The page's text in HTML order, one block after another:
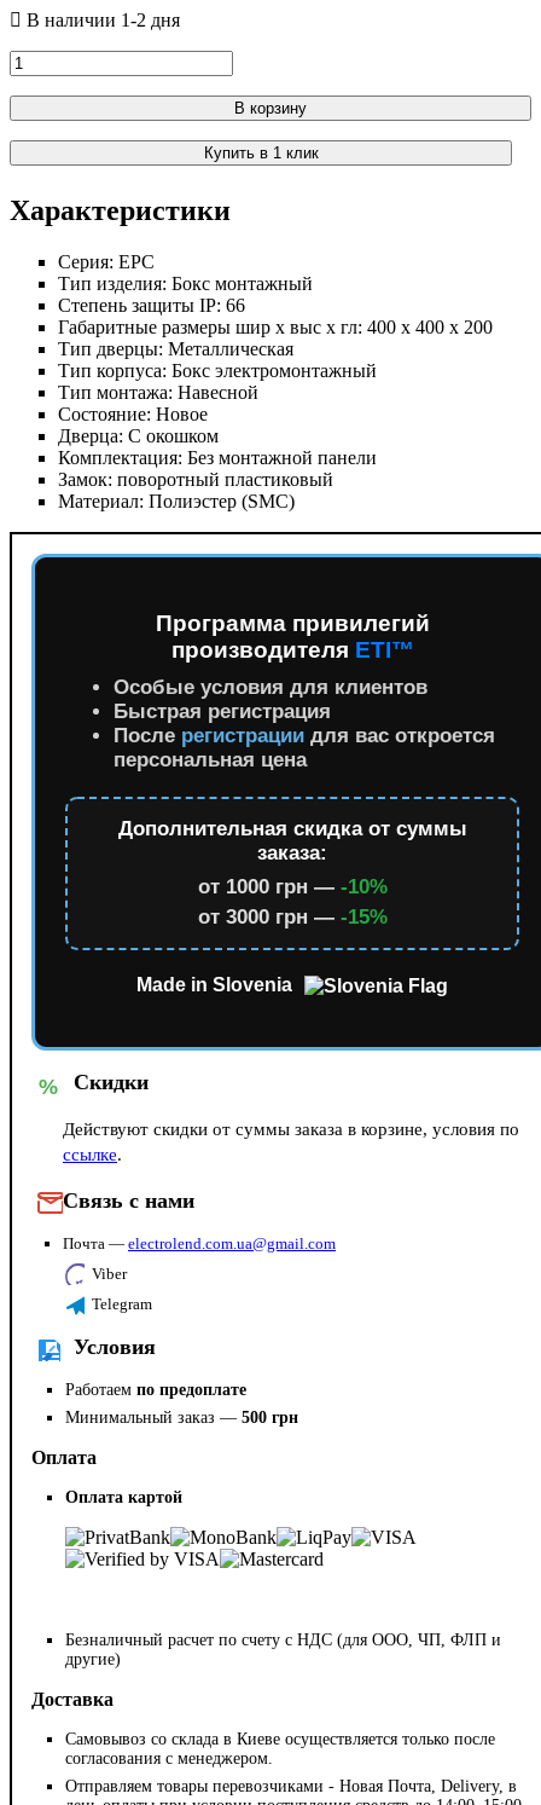
В корзину
Купить в 1 клик
Характеристики
Серия: EPC
Тип изделия: Бокс монтажный
Степень защиты IP: 66
Габаритные размеры шир х выс х гл: 400 х 400 х 200
Тип дверцы: Металлическая
Тип корпуса: Бокс электромонтажный
Тип монтажа: Навесной
Состояние: Новое
Дверца: С окошком
Комплектация: Без монтажной панели
Замок: поворотный пластиковый
Материал: Полиэстер (SMC)
Программа привилегий
производителя ETI™
Особые условия для клиентов
Быстрая регистрация
После регистрации для вас откроется
персональная цена
Дополнительная скидка от суммы
заказа:
от 1000 грн — -10%
от 3000 грн — -15%
Made in Slovenia
% Скидки
Действуют скидки от суммы заказа в корзине, условия по
ссылке.
Связь с нами
Почта — electrolend.com.ua@gmail.com
Viber
Telegram
Условия
Работаем по предоплате
Минимальный заказ — 500 грн
Оплата
Оплата картой
Безналичный расчет по счету с НДС (для ООО, ЧП, ФЛП и
другие)
Доставка
Самовывоз со склада в Киеве осуществляется только после
согласования с менеджером.
Отправляем товары перевозчиками - Новая Почта, Delivery, в